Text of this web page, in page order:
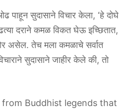
पाहून सुदासाने विचार केला, ‘हे दोघे
दराने कमळ विकत घेऊ इच्छितात,
असेल. तेच मला कमळाचे सर्वात
सुदासाने जाहीर केले की, तो
Buddhist legends that